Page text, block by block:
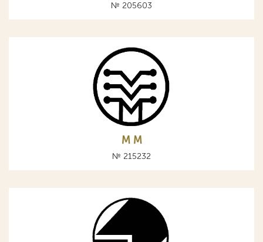
№ 205603
М M
№ 215232